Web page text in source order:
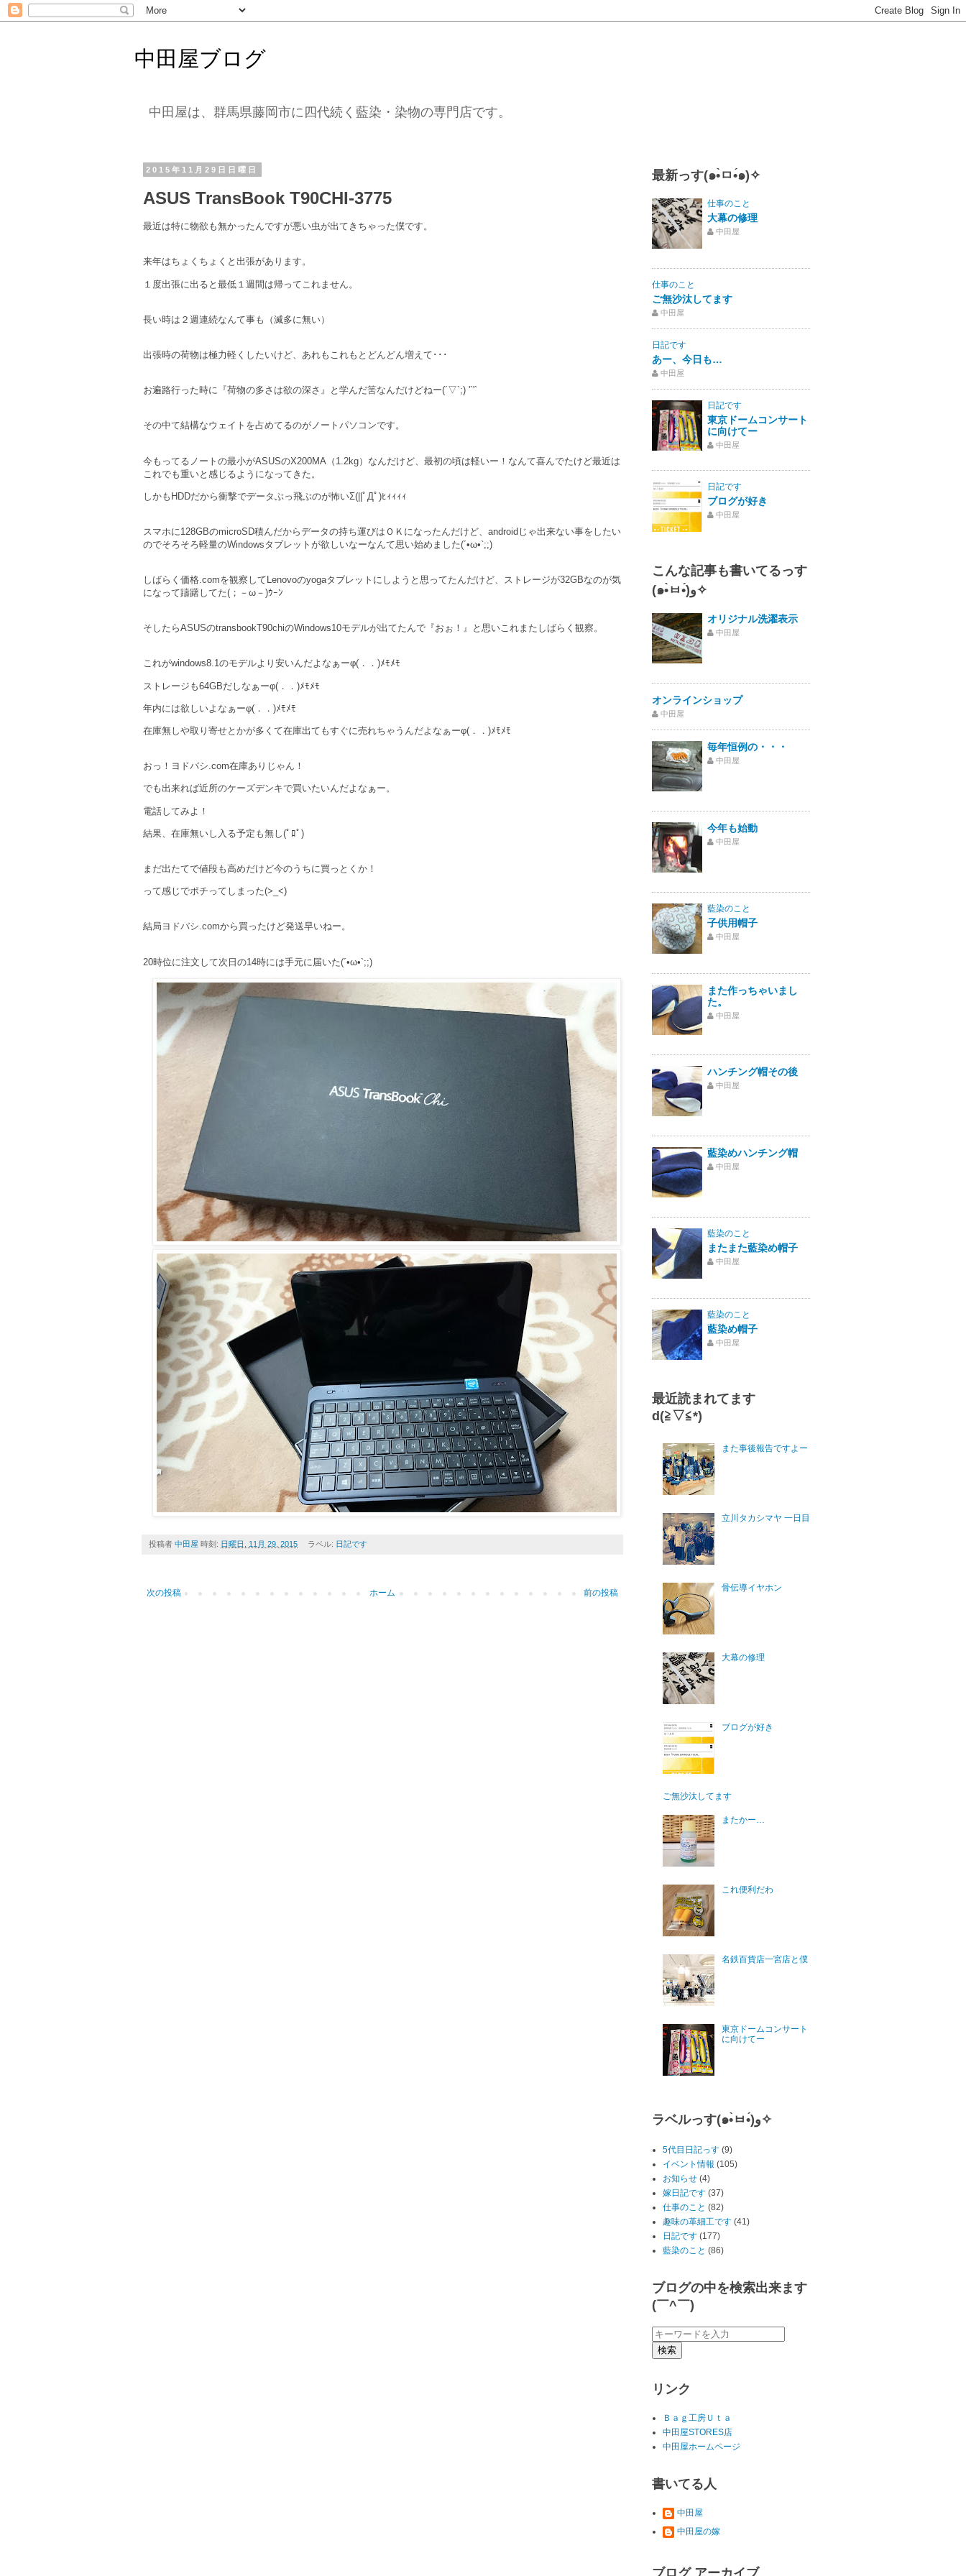
中田屋ブログ
中田屋は、群馬県藤岡市に四代続く藍染・染物の専門店です。
2015年11月29日日曜日
ASUS TransBook T90CHI-3775
最近は特に物欲も無かったんですが悪い虫が出てきちゃった僕です。
来年はちょくちょくと出張があります。
１度出張に出ると最低１週間は帰ってこれません。
長い時は２週連続なんて事も（滅多に無い）
出張時の荷物は極力軽くしたいけど、あれもこれもとどんどん増えて･･･
お遍路行った時に『荷物の多さは欲の深さ』と学んだ筈なんだけどねー(´▽`;) '`'`
その中て結構なウェイトを占めてるのがノートパソコンです。
今もってるノートの最小がASUSのX200MA（1.2kg）なんだけど、最初の頃は軽いー！なんて喜んでたけど最近は
これでも重いと感じるようになってきた。
しかもHDDだから衝撃でデータぶっ飛ぶのが怖いΣ(||ﾟДﾟ)ﾋｨｨｨｨ
スマホに128GBのmicroSD積んだからデータの持ち運びはＯＫになったんだけど、androidじゃ出来ない事をしたい
のでそろそろ軽量のWindowsタブレットが欲しいなーなんて思い始めました(´•ω•`;;)
しばらく価格.comを観察してLenovoのyogaタブレットにしようと思ってたんだけど、ストレージが32GBなのが気
になって躊躇してた(；－ω－)ｳｰﾝ
そしたらASUSのtransbookT90chiのWindows10モデルが出てたんで『おぉ！』と思いこれまたしばらく観察。
これがwindows8.1のモデルより安いんだよなぁーφ(．．)ﾒﾓﾒﾓ
ストレージも64GBだしなぁーφ(．．)ﾒﾓﾒﾓ
年内には欲しいよなぁーφ(．．)ﾒﾓﾒﾓ
在庫無しや取り寄せとかが多くて在庫出てもすぐに売れちゃうんだよなぁーφ(．．)ﾒﾓﾒﾓ
おっ！ヨドバシ.com在庫ありじゃん！
でも出来れば近所のケーズデンキで買いたいんだよなぁー。
電話してみよ！
結果、在庫無いし入る予定も無し(ﾟﾛﾟ)
まだ出たてで値段も高めだけど今のうちに買っとくか！
って感じでポチってしまった(>_<)
結局ヨドバシ.comから買ったけど発送早いねー。
20時位に注文して次日の14時には手元に届いた(´•ω•`;;)
投稿者 中田屋 時刻: 日曜日, 11月 29, 2015 ラベル: 日記です
次の投稿 前の投稿
ホーム
最新っす(๑•̀ㅁ•́๑)✧
仕事のこと
大幕の修理
中田屋
仕事のこと
ご無沙汰してます
中田屋
日記です
あー、今日も…
中田屋
日記です
東京ドームコンサート
に向けてー
中田屋
日記です
ブログが好き
中田屋
こんな記事も書いてるっす
(๑•̀ㅂ•́)و✧
オリジナル洗濯表示
中田屋
オンラインショップ
中田屋
毎年恒例の・・・
中田屋
今年も始動
中田屋
藍染のこと
子供用帽子
中田屋
また作っちゃいまし
た。
中田屋
ハンチング帽その後
中田屋
藍染めハンチング帽
中田屋
藍染のこと
またまた藍染め帽子
中田屋
藍染のこと
藍染め帽子
中田屋
最近読まれてます
d(≧▽≦*)
また事後報告ですよー
立川タカシマヤ 一日目
骨伝導イヤホン
大幕の修理
ブログが好き
ご無沙汰してます
またかー…
これ便利だわ
名鉄百貨店一宮店と僕
東京ドームコンサート
に向けてー
ラベルっす(๑•̀ㅂ•́)و✧
5代目日記っす (9)
イベント情報 (105)
お知らせ (4)
嫁日記です (37)
仕事のこと (82)
趣味の革細工です (41)
日記です (177)
藍染のこと (86)
ブログの中を検索出来ます
(￣^￣)ゞ
リンク
Ｂａｇ工房Ｕｔａ
中田屋STORES店
中田屋ホームページ
書いてる人
中田屋
中田屋の嫁